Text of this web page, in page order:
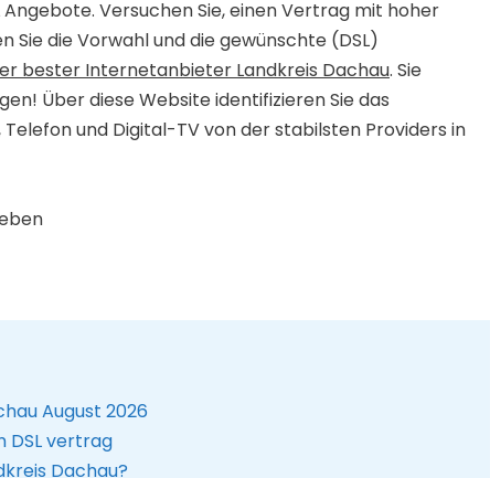
Versuchen Sie, einen Vertrag mit hoher
Sie die Vorwahl und die gewünschte (DSL)
bester Internetanbieter Landkreis Dachau. Sie
Über diese Website identifizieren Sie das
und Digital-TV von der stabilsten Providers in
August 2026
DSL vertrag
Dachau?